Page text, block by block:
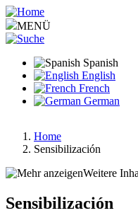
Pasar
al
contenido
MENÜ
Spanish
English
French
German
Ruta
de
Home
Sensibilización
Weitere
Sensibilización